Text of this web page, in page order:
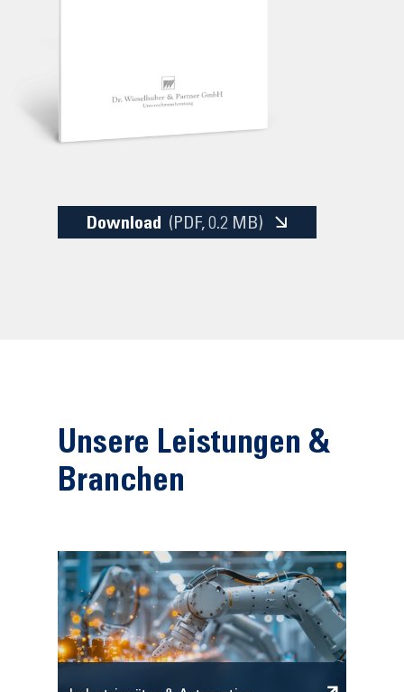
Download (PDF, 0.2 MB)
Unsere Leistungen &
Branchen